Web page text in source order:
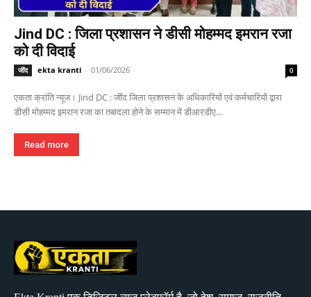
Jind DC : जिला प्रशासन ने डीसी मोहम्मद इमरान रजा
को दी विदाई
जींद ekta kranti - 01/06/2026 0
एकता क्रांति न्यूज। Jind DC : जींद जिला प्रशासन के अधिकारियों एवं कर्मचारियों द्वारा
डीसी मोहम्मद इमरान रजा का तबादला होने के सम्मान में डीआरडीए...
Read more